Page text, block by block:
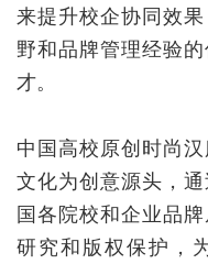
来提升校企协同效
野和品牌管理经验
才。
中国高校原创时尚
文化为创意源头，
国各院校和企业品
研究和版权保护，